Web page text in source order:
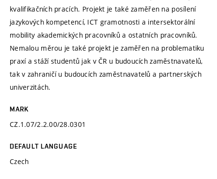
kvalifikačních pracích. Projekt je také zaměřen na posílení
jazykových kompetencí, ICT gramotnosti a intersektorální
mobility akademických pracovníků a ostatních pracovníků.
Nemalou měrou je také projekt je zaměřen na problematiku
praxí a stáží studentů jak v ČR u budoucích zaměstnavatelů,
tak v zahraničí u budoucích zaměstnavatelů a partnerských
univerzitách.
MARK
CZ.1.07/2.2.00/28.0301
DEFAULT LANGUAGE
Czech